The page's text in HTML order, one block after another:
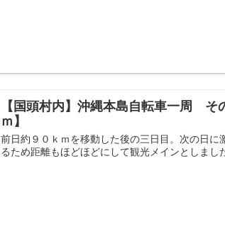
【国頭村内】沖縄本島自転車一周 そ
ｍ】
前日約９０ｋｍを移動した後の三日目。次の日に
るため距離もほどほどにして観光メインとしました